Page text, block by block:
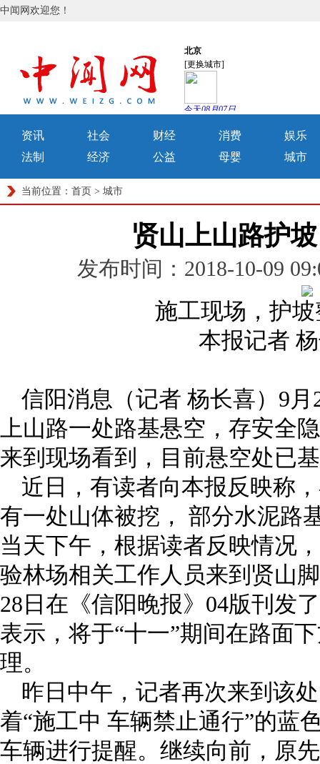
中闻网欢迎您！
资讯 社会 财经 消费
娱乐
法制
经济 公益 母婴 城市
当前位置： 首页 > 城市
贤山上山路护
发布时间：2018-10-09
施工现场，护
本报记者
信阳消息（记者 杨长喜）9
上山路一处路基悬空，存安全
来到现场看到，目前悬空处已
近日，有读者向本报反映称
有一处山体被挖， 部分水泥路
当天下午，根据读者反映情况
验林场相关工作人员来到贤山
28日在《信阳晚报》04版刊发
表示，将于“十一”期间在路面
理。
昨日中午，记者再次来到该
着“施工中 车辆禁止通行”的蓝
车辆进行提醒。继续向前，原